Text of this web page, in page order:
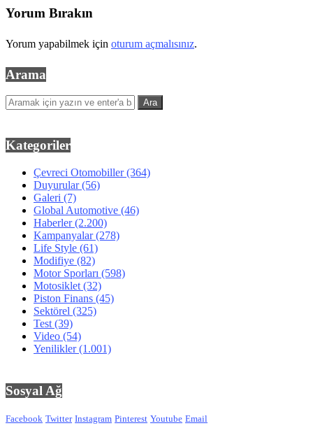
Yorum Bırakın
Yorum yapabilmek için oturum açmalısınız.
Arama
Kategoriler
Çevreci Otomobiller(364)
Duyurular(56)
Galeri (7)
Global Automotive (46)
Haberler(2.200)
Kampanyalar(278)
Life Style (61)
Modifiye (82)
Motor Sporları (598)
Motosiklet (32)
Piston Finans (45)
Sektörel (325)
Test (39)
Video (54)
Yenilikler(1.001)
Sosyal Ağ
Facebook Twitter Instagram Pinterest Youtube Email